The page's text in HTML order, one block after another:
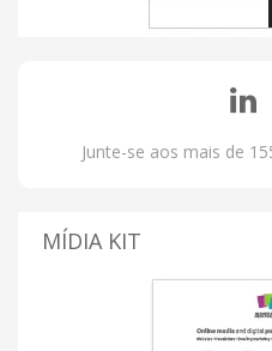
Junte-se aos mais de
MÍDIA KIT